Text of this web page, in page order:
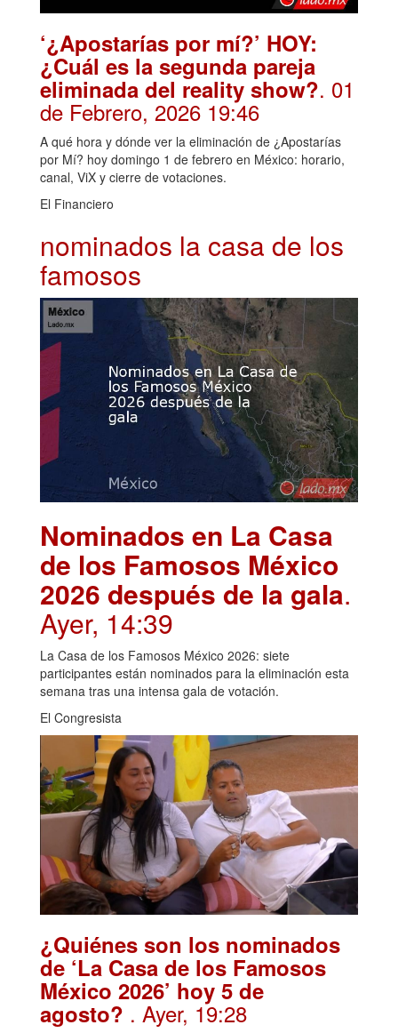
‘¿Apostarías por mí?’ HOY:
¿Cuál es la segunda pareja
eliminada del reality show?. 01
de Febrero, 2026 19:46
A qué hora y dónde ver la eliminación de ¿Apostarías
por Mí? hoy domingo 1 de febrero en México: horario,
canal, ViX y cierre de votaciones.
El Financiero
nominados la casa de los
famosos
Nominados en La Casa
de los Famosos México
2026 después de la gala.
Ayer, 14:39
La Casa de los Famosos México 2026: siete
participantes están nominados para la eliminación esta
semana tras una intensa gala de votación.
El Congresista
¿Quiénes son los nominados
de ‘La Casa de los Famosos
México 2026’ hoy 5 de
agosto? . Ayer, 19:28